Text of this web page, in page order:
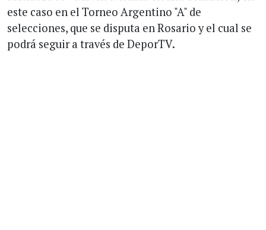
este caso en el Torneo Argentino "A" de
selecciones, que se disputa en Rosario y el cual se
podrá seguir a través de DeporTV.